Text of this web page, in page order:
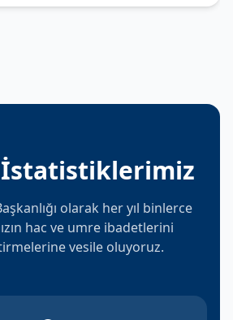
olarak her yıl binlerce
hac ve umre ibadetlerini
vesile oluyoruz.